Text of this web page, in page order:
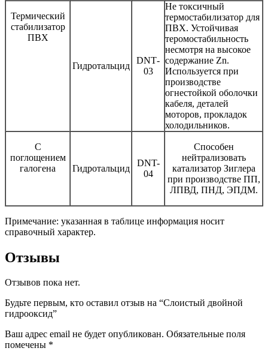
Термический
стабилизатор
ПВХ
Гидротальцид
DNT-
03
Не токсичный
термостабилизатор для
ПВХ. Устойчивая
теромостабильность
несмотря на высокое
содержание Zn.
Используется при
производстве
огнестойкой оболочки
кабеля, деталей
моторов, прокладок
холодильников.
С
поглощением
галогена
Гидротальцид
DNT-
04
Способен
нейтрализовать
катализатор Зиглера
при производстве ПП,
ЛПВД, ПНД, ЭПДМ.
Примечание: указанная в таблице информация носит
справочный характер.
Отзывы
Отзывов пока нет.
Будьте первым, кто оставил отзыв на “Слоистый двойной
гидрооксид”
Ваш адрес email не будет опубликован. Обязательные поля
помечены *